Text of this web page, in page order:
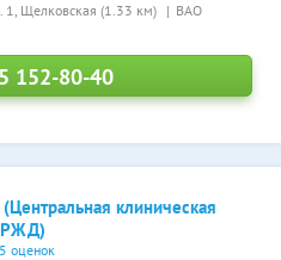
1, Щелковская (1.33 км) ВАО
152-80-40
клиническая
РЖД)
оценок